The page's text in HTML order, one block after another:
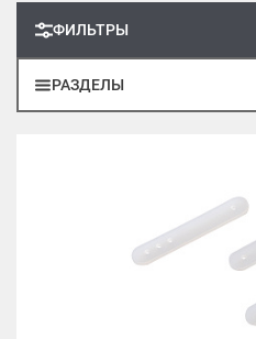
РАЗДЕЛЫ
ФИЛЬТРЫ